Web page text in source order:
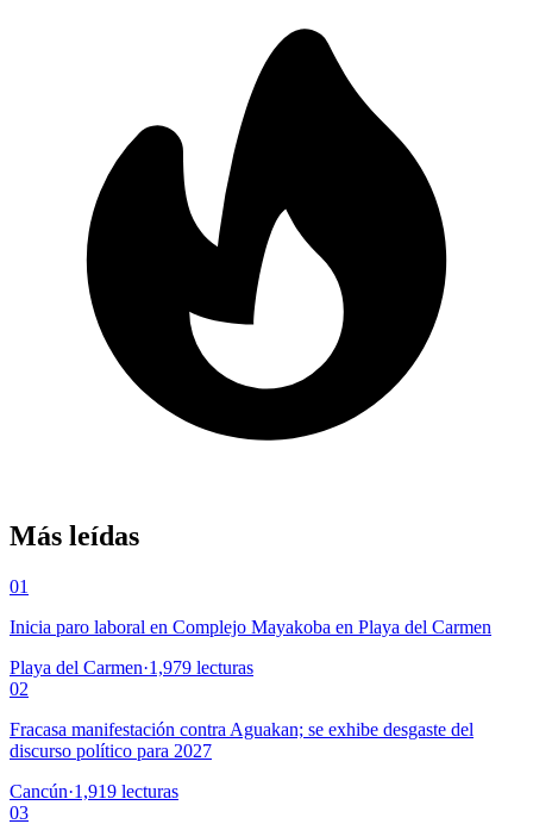
Más leídas
01
Inicia paro laboral en Complejo Mayakoba en Playa del Carmen
Playa del Carmen·1,979 lecturas
02
Fracasa manifestación contra Aguakan; se exhibe desgaste del
discurso político para 2027
Cancún·1,919 lecturas
03